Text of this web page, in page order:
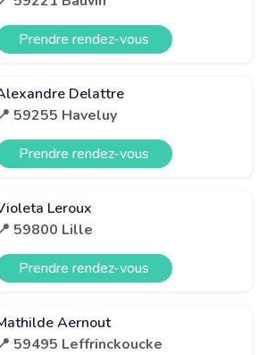
Prendre rendez-vous
Delattre
59255 Haveluy
Prendre rendez-vous
Leroux
59800 Lille
Prendre rendez-vous
Aernout
59495 Leffrinckoucke